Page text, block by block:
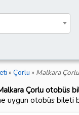
» Çorlu » Malkara
Çorlu otobüs
uygun otobüs bileti